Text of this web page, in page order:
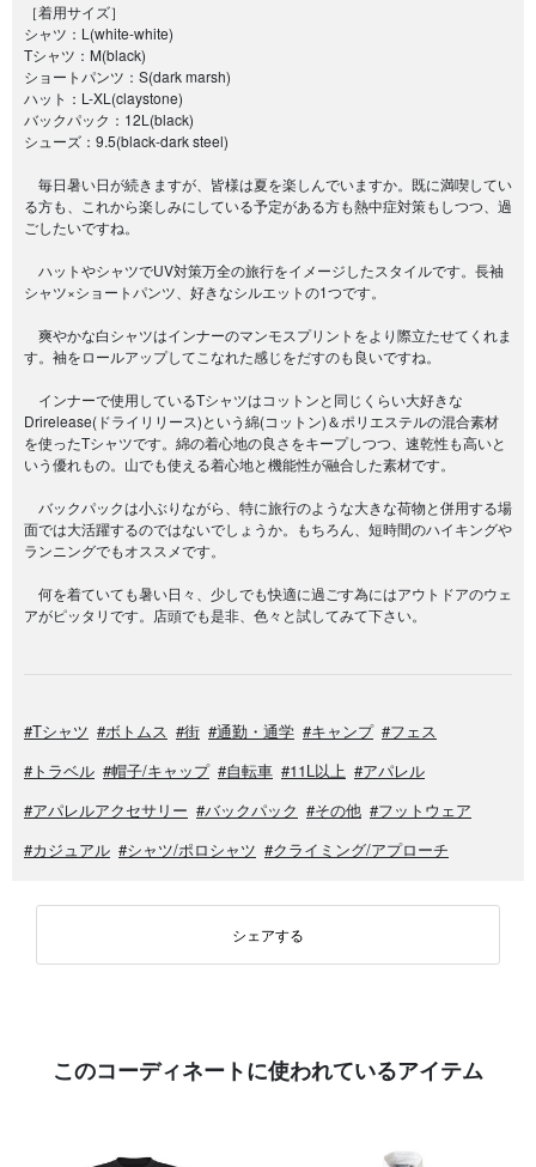
［着用サイズ］
シャツ：L(white-white)
Tシャツ：M(black)
ショートパンツ：S(dark marsh)
ハット：L-XL(claystone)
バックパック：12L(black)
シューズ：9.5(black-dark steel)
毎日暑い日が続きますが、皆様は夏を楽しんでいますか。既に満喫してい
る方も、これから楽しみにしている予定がある方も熱中症対策もしつつ、過
ごしたいですね。
ハットやシャツでUV対策万全の旅行をイメージしたスタイルです。長袖
シャツ×ショートパンツ、好きなシルエットの1つです。
爽やかな白シャツはインナーのマンモスプリントをより際立たせてくれま
す。袖をロールアップしてこなれた感じをだすのも良いですね。
インナーで使用しているTシャツはコットンと同じくらい大好きな
Drirelease(ドライリリース)という綿(コットン)＆ポリエステルの混合素材
を使ったTシャツです。綿の着心地の良さをキープしつつ、速乾性も高いと
いう優れもの。山でも使える着心地と機能性が融合した素材です。
バックパックは小ぶりながら、特に旅行のような大きな荷物と併用する場
面では大活躍するのではないでしょうか。もちろん、短時間のハイキングや
ランニングでもオススメです。
何を着ていても暑い日々、少しでも快適に過ごす為にはアウトドアのウェ
アがピッタリです。店頭でも是非、色々と試してみて下さい。
#Tシャツ #ボトムス #街 #通勤・通学 #キャンプ #フェス
#トラベル #帽子/キャップ #自転車 #11L以上 #アパレル
#アパレルアクセサリー #バックパック #その他 #フットウェア
#カジュアル #シャツ/ポロシャツ #クライミング/アプローチ
シェアする
このコーディネートに使われているアイテム